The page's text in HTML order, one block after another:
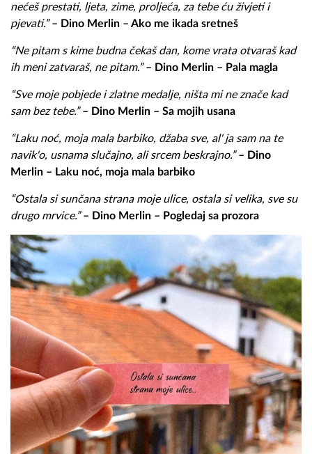
nećeš prestati, ljeta, zime, proljeća, za tebe ću živjeti i
pjevati.”– Dino Merlin – Ako me ikada sretneš
“Ne pitam s kime budna čekaš dan, kome vrata otvaraš kad
ih meni zatvaraš, ne pitam.”– Dino Merlin – Pala magla
“Sve moje pobjede i zlatne medalje, ništa mi ne znače kad
sam bez tebe.”– Dino Merlin – Sa mojih usana
“Laku noć, moja mala barbiko, džaba sve, al' ja sam na te
navik'o, usnama slučajno, ali srcem beskrajno.”– Dino
Merlin – Laku noć, moja mala barbiko
“Ostala si sunčana strana moje ulice, ostala si velika, sve su
drugo mrvice.”– Dino Merlin – Pogledaj sa prozora